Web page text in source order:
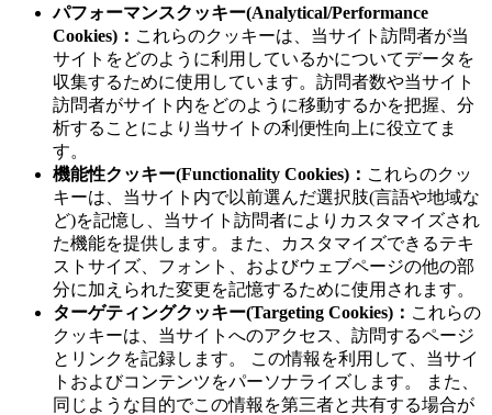
パフォーマンスクッキー(Analytical/Performance
Cookies)： これらのクッキーは、当サイト訪問者が当
サイトをどのように利用しているかについてデータを
収集するために使用しています。訪問者数や当サイト
訪問者がサイト内をどのように移動するかを把握、分
析することにより当サイトの利便性向上に役立てま
す。
機能性クッキー(Functionality Cookies)： これらのクッ
キーは、当サイト内で以前選んだ選択肢(言語や地域な
ど)を記憶し、当サイト訪問者によりカスタマイズされ
た機能を提供します。また、カスタマイズできるテキ
ストサイズ、フォント、およびウェブページの他の部
分に加えられた変更を記憶するために使用されます。
ターゲティングクッキー(Targeting Cookies)： これらの
クッキーは、当サイトへのアクセス、訪問するページ
とリンクを記録します。 この情報を利用して、当サイ
トおよびコンテンツをパーソナライズします。 また、
同じような目的でこの情報を第三者と共有する場合が